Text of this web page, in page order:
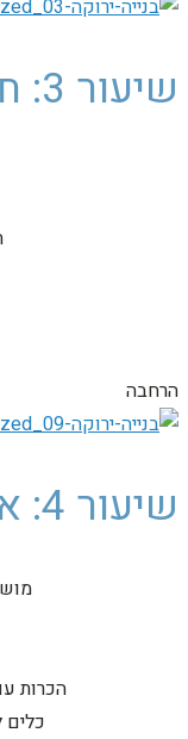
שיעור 3: חומרים ופסולת
הרחבה
שיעור 4: אנרגיה
הכרות